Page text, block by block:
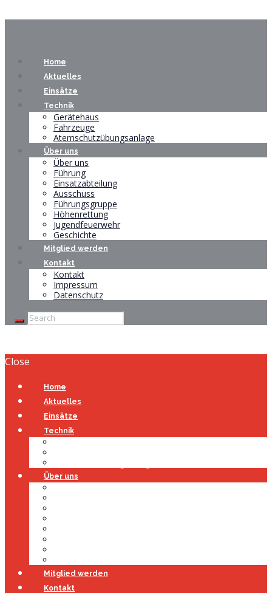
Home
Aktuelles
Einsätze
Technik
Gerätehaus
Fahrzeuge
Atemschutzübungsanlage
Über uns
Über uns
Führung
Einsatzabteilung
Ausschuss
Führungsgruppe
Höhenrettung
Jugendfeuerwehr
Geschichte
Mitglied werden
Kontakt
Kontakt
Impressum
Datenschutz
Close
Home
Aktuelles
Einsätze
Technik
Über uns
Mitglied werden
Kontakt